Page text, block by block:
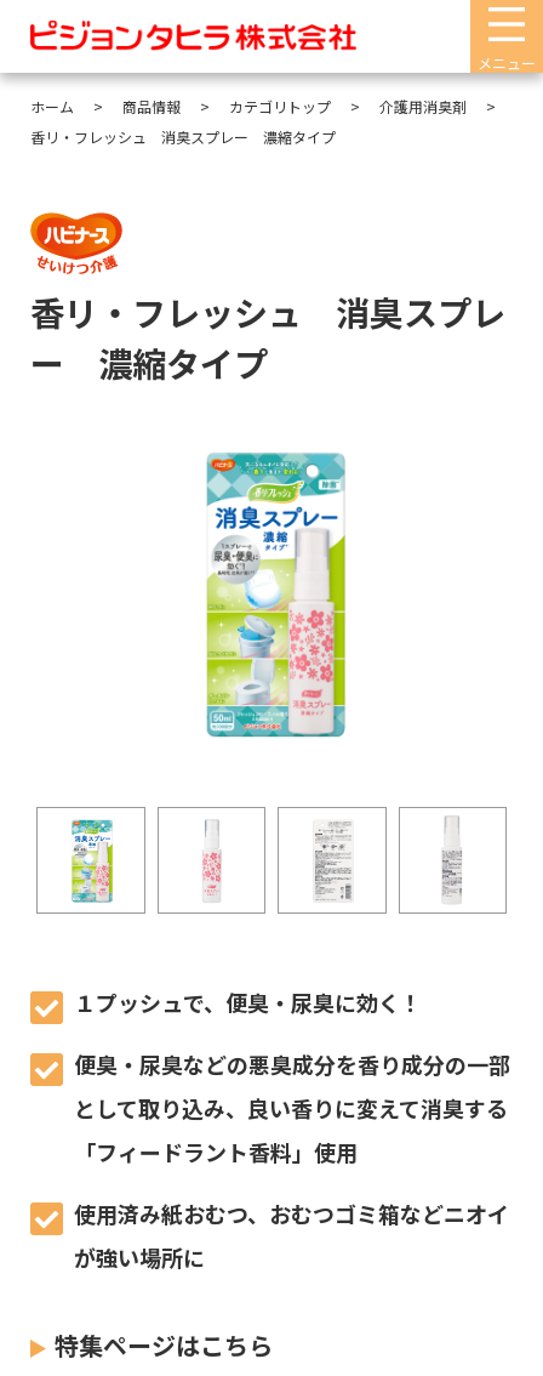
メニュー
ホーム 商品情報 カテゴリトップ
介護用消臭剤
香リ・フレッシュ 消臭スプレー 濃縮タイプ
香リ・フレッシュ 消臭スプレ
ー 濃縮タイプ
１プッシュで、便臭・尿臭に効く！
便臭・尿臭などの悪臭成分を香り成分の一部
として取り込み、良い香りに変えて消臭する
「フィードラント香料」使用
使用済み紙おむつ、おむつゴミ箱などニオイ
が強い場所に
特集ページはこちら